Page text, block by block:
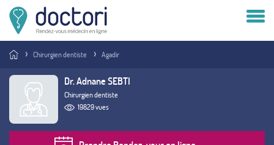
Compte médecin
Vous êtes médecin ?
Chirurgien dentiste Agadir
Dr. Adnane SEBTI
Chirurgien dentiste
19829 vues